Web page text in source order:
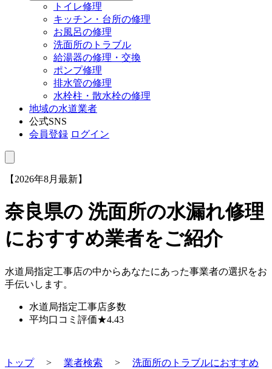
トイレ修理
キッチン・台所の修理
お風呂の修理
洗面所のトラブル
給湯器の修理・交換
ポンプ修理
排水管の修理
水栓柱・散水栓の修理
地域の水道業者
公式SNS
会員登録 ログイン
【2026年8月最新】
奈良県の 洗面所の水漏れ修理
におすすめ業者をご紹介
水道局指定工事店の中からあなたにあった事業者の選択をお
手伝いします。
水道局指定工事店多数
平均口コミ評価★4.43
トップ> 業者検索 > 洗面所のトラブルにおすすめ